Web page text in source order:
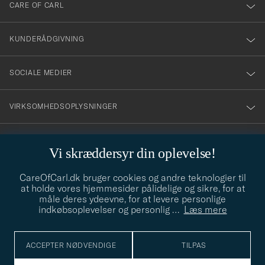
Vi skræddersyr din oplevelse!
CareOfCarl.dk bruger cookies og andre teknologier til
at holde vores hjemmesider pålidelige og sikre, for at
måle deres ydeevne, for at levere personlige
indkøbsoplevelser og personlig … Læs mere
ACCEPTER NØDVENDIGE TILPAS
vårt
nyhetsbrev!
CARE OF CARL
KUNDERÅDGIVNING
SOCIALE MEDIER
VIRKSOMHEDSOPLYSNINGER
info@careofcarl.dk
Behøver du hjælp til at finde din stil? Lad os hjælpe dig, vi hjælper
gerne til!
STILRÅD